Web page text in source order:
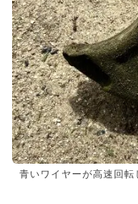
青いワイヤーが高速回転